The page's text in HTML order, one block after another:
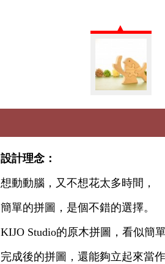
設計理念：
想動動腦，又不想花太多時間，
簡單的拼圖，是個不錯的選擇。
KIJO Studio的原木拼圖，看似簡
完成後的拼圖，還能夠立起來當